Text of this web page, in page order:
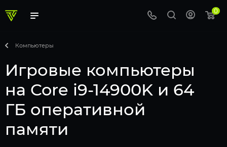
0
Компьютеры
Игровые компьютеры
на Core i9-14900K и 64
ГБ оперативной
памяти